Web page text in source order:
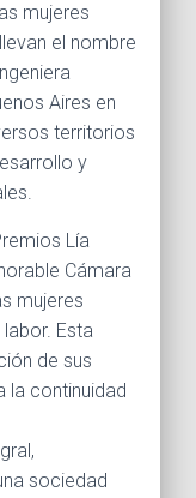
mujeres
el nombre
Aires en
territorios
y
Lía
Cámara
mujeres
Esta
de sus
la continuidad
sociedad